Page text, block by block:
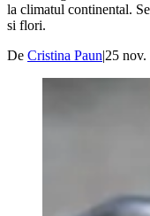
la climatul continental.
si flori.
De Cristina Paun|25 nov.